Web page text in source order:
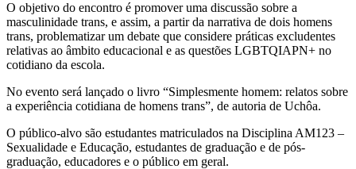
O objetivo do encontro é promover uma discussão sobre a
masculinidade trans, e assim, a partir da narrativa de dois homens
trans, problematizar um debate que considere práticas excludentes
relativas ao âmbito educacional e as questões LGBTQIAPN+ no
cotidiano da escola.
No evento será lançado o livro “Simplesmente homem: relatos sobre
a experiência cotidiana de homens trans”, de autoria de Uchôa.
O público-alvo são estudantes matriculados na Disciplina AM123 –
Sexualidade e Educação, estudantes de graduação e de pós-
graduação, educadores e o público em geral.